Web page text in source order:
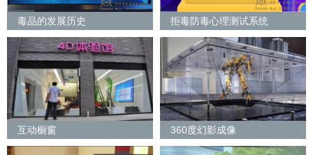
毒品的发展历史 拒毒防毒心理测试系统
互动橱窗 360度幻影成像